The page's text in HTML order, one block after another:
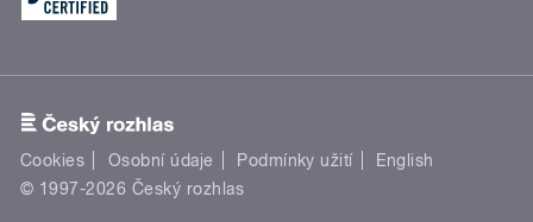
Cookies Osobní údaje Podmínky užití
English
© 1997-2026 Český rozhlas